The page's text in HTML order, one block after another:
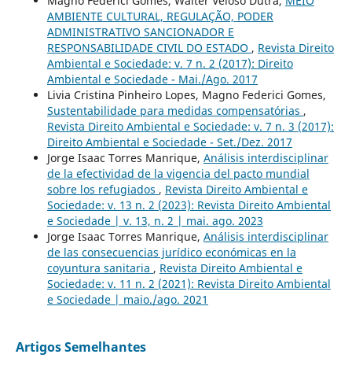
AMBIENTE CULTURAL, REGULAÇÃO, PODER
ADMINISTRATIVO SANCIONADOR E
RESPONSABILIDADE CIVIL DO ESTADO , Revista Direito
Ambiental e Sociedade: v. 7 n. 2 (2017): Direito
Ambiental e Sociedade - Mai./Ago. 2017
Livia Cristina Pinheiro Lopes, Magno Federici Gomes,
Sustentabilidade para medidas compensatórias ,
Revista Direito Ambiental e Sociedade: v. 7 n. 3 (2017):
Direito Ambiental e Sociedade - Set./Dez. 2017
Jorge Isaac Torres Manrique, Análisis interdisciplinar
de la efectividad de la vigencia del pacto mundial
sobre los refugiados , Revista Direito Ambiental e
Sociedade: v. 13 n. 2 (2023): Revista Direito Ambiental
e Sociedade | v. 13, n. 2 | mai. ago. 2023
Jorge Isaac Torres Manrique, Análisis interdisciplinar
de las consecuencias jurídico económicas en la
coyuntura sanitaria , Revista Direito Ambiental e
Sociedade: v. 11 n. 2 (2021): Revista Direito Ambiental
e Sociedade | maio./ago. 2021
Artigos Semelhantes